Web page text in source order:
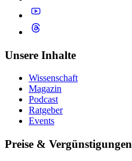
Unsere Inhalte
Wissenschaft
Magazin
Podcast
Ratgeber
Events
Preise & Vergünstigungen